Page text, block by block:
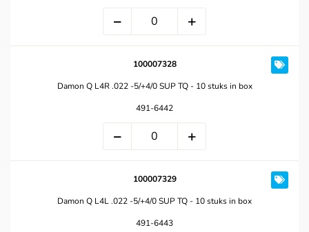
100007328
Damon Q L4R .022 -5/+4/0 SUP TQ - 10 stuks in box
491-6442
100007329
Damon Q L4L .022 -5/+4/0 SUP TQ - 10 stuks in box
491-6443